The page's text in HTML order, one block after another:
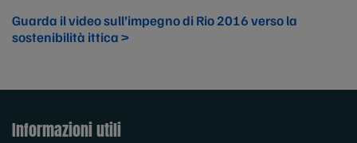
Guarda il video sull’impegno di Rio 2016 verso la
sostenibilità ittica >
Informazioni utili